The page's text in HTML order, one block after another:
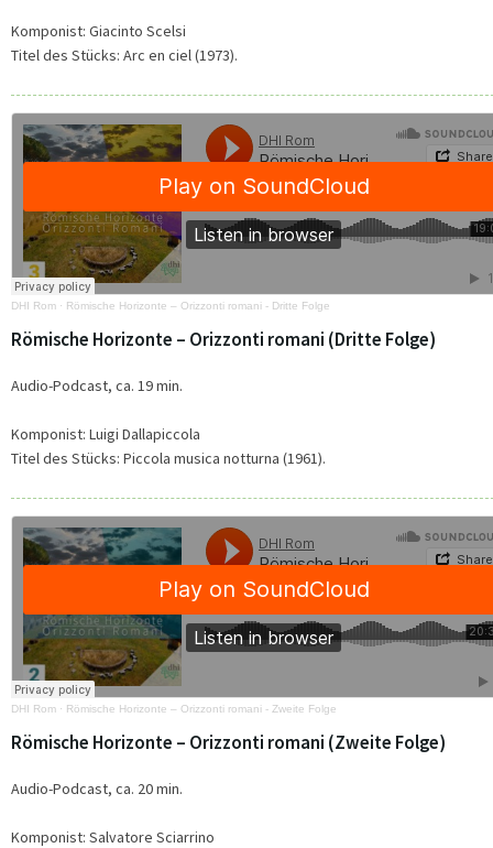
Komponist: Giacinto Scelsi
Titel des Stücks: Arc en ciel (1973).
DHI Rom · Römische Horizonte – Orizzonti romani - Dritte Folge
Römische Horizonte – Orizzonti romani (Dritte Folge)
Audio-Podcast, ca. 19 min.
Komponist: Luigi Dallapiccola
Titel des Stücks: Piccola musica notturna (1961).
DHI Rom · Römische Horizonte – Orizzonti romani - Zweite Folge
Römische Horizonte – Orizzonti romani (Zweite Folge)
Audio-Podcast, ca. 20 min.
Komponist: Salvatore Sciarrino